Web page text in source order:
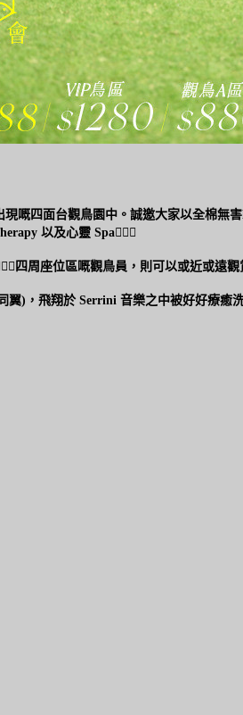
嘅四面台觀鳥園中。誠邀大家以全棉無
以及心靈 Spa🧖🏻‍♀️
四周座位區嘅觀鳥員，則可以或近或遠
翼)，飛翔於 Serrini 音樂之中被好好療癒